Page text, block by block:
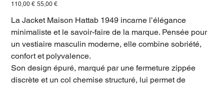
Prix
d’origine
110,00 € Prix
promotionnel
55,00 €
La Jacket Maison Hattab 1949 incarne l’élégance
minimaliste et le savoir-faire de la marque. Pensée pour
un vestiaire masculin moderne, elle combine sobriété,
confort et polyvalence.
Son design épuré, marqué par une fermeture zippée
discrète et un col chemise structuré, lui permet de